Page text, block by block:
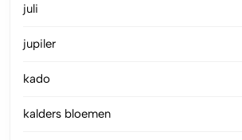
juli
jupiler
kado
kalders bloemen